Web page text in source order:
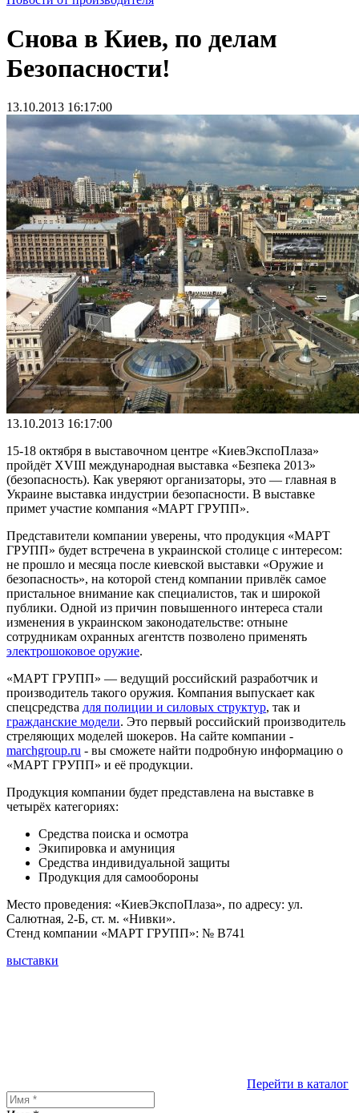
Снова в Киев, по делам
Безопасности!
13.10.2013 16:17:00
13.10.2013 16:17:00
15-18 октября в выставочном центре «КиевЭкспоПлаза»
пройдёт XVIII международная выставка «Безпека 2013»
(безопасность). Как уверяют организаторы, это — главная в
Украине выставка индустрии безопасности. В выставке
примет участие компания «МАРТ ГРУПП».
Представители компании уверены, что продукция «МАРТ
ГРУПП» будет встречена в украинской столице с интересом:
не прошло и месяца после киевской выставки «Оружие и
безопасность», на которой стенд компании привлёк самое
пристальное внимание как специалистов, так и широкой
публики. Одной из причин повышенного интереса стали
изменения в украинском законодательстве: отныне
сотрудникам охранных агентств позволено применять
электрошоковое оружие.
«МАРТ ГРУПП» — ведущий российский разработчик и
производитель такого оружия. Компания выпускает как
спецсредства для полиции и силовых структур, так и
гражданские модели. Это первый российский производитель
стреляющих моделей шокеров. На сайте компании -
marchgroup.ru - вы сможете найти подробную информацию о
«МАРТ ГРУПП» и её продукции.
Продукция компании будет представлена на выставке в
четырёх категориях:
Средства поиска и осмотра
Экипировка и амуниция
Средства индивидуальной защиты
Продукция для самообороны
Место проведения: «КиевЭкспоПлаза», по адресу: ул.
Салютная, 2-Б, ст. м. «Нивки».
Стенд компании «МАРТ ГРУПП»: № B741
выставки
Перейти в каталог